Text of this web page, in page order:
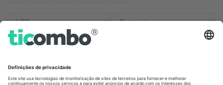
Germany
United Kingdom